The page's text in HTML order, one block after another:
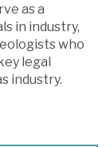
as a
in industry,
who
legal
industry.